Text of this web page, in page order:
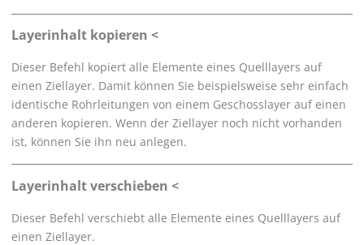
Layerinhalt kopieren <
Dieser Befehl kopiert alle Elemente eines Quelllayers auf
einen Ziellayer. Damit können Sie beispielsweise sehr einfach
identische Rohrleitungen von einem Geschosslayer auf einen
anderen kopieren. Wenn der Ziellayer noch nicht vorhanden
ist, können Sie ihn neu anlegen.
Layerinhalt verschieben <
Dieser Befehl verschiebt alle Elemente eines Quelllayers auf
einen Ziellayer.